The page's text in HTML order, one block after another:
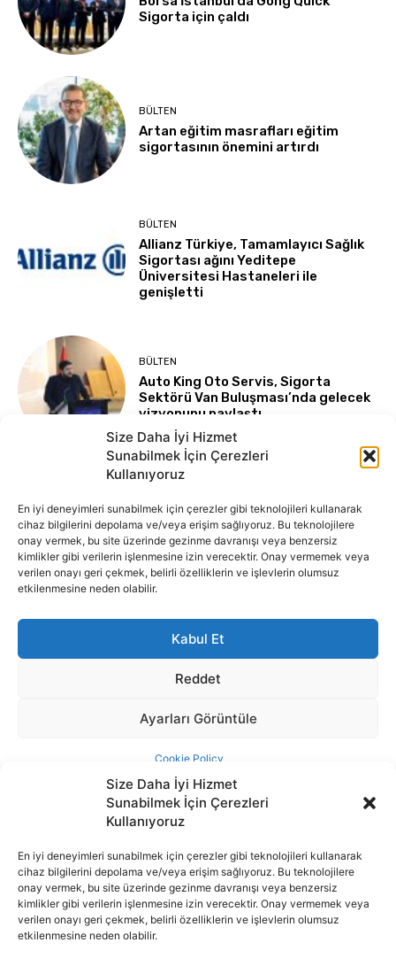
Size Daha İyi Hizmet
Sunabilmek İçin Çerezleri
Kullanıyoruz
En iyi deneyimleri sunabilmek için çerezler gibi teknolojileri kullanarak
cihaz bilgilerini depolama ve/veya erişim sağlıyoruz. Bu teknolojilere
onay vermek, bu site üzerinde gezinme davranışı veya benzersiz
kimlikler gibi verilerin işlenmesine izin verecektir. Onay vermemek veya
verilen onayı geri çekmek, belirli özelliklerin ve işlevlerin olumsuz
etkilenmesine neden olabilir.
İnternet portalımızda yer alan tüm haber metini, resim ve benzeri
içeriğin hakları Sigortamedya Yayıncılık A.Ş.'ye aittir. Hiçbir şekilde
basılı ya da elektronik bir ortamda, kaynak gösterilse bile izin
alınmadan kullanılamaz.